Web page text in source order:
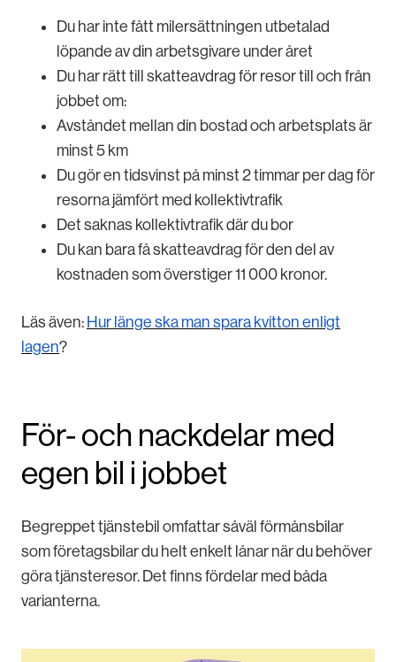
Du har inte fått milersättningen utbetalad
löpande av din arbetsgivare under året
Du har rätt till skatteavdrag för resor till och från
jobbet om:
Avståndet mellan din bostad och arbetsplats är
minst 5 km
Du gör en tidsvinst på minst 2 timmar per dag för
resorna jämfört med kollektivtrafik
Det saknas kollektivtrafik där du bor
Du kan bara få skatteavdrag för den del av
kostnaden som överstiger 11 000 kronor.
Läs även: Hur länge ska man spara kvitton enligt
lagen?
För- och nackdelar med
egen bil i jobbet
Begreppet tjänstebil omfattar såväl förmånsbilar
som företagsbilar du helt enkelt lånar när du behöver
göra tjänsteresor. Det finns fördelar med båda
varianterna.